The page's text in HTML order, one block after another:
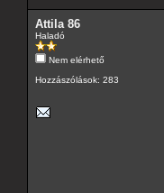
Attila 86
Haladó
Nem elérhető
Hozzászólások: 283